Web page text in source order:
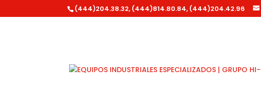
(444)204.38.32, (444)814.80.84, (444)204.42.96